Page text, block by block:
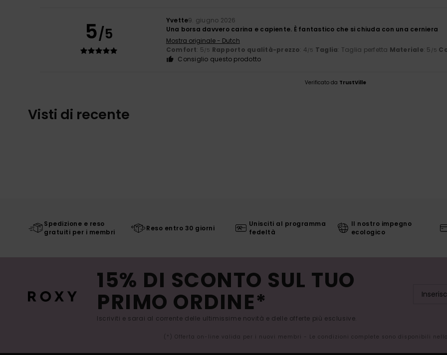
5/5
Yvette9. giugno 2026
Una borsa davvero carina e capiente. È fantastico che si chiuda con una cerniera
Mostra originale - Dutch
Comfort: 5/5 Rapporto qualità-prezzo: 4/5 Taglia: Taglia perfetta Materiale: 5 /5
Consiglio questo prodotto
Verificato da TrustVille
Visti di recente
Spedizione e reso
gratuiti per i membri
Reso entro 30 giorni
Unisciti al programma
fedeltà
Il nostro impegno
ecologico
15% DI SCONTO SUL TUO
PRIMO ORDINE*
Iscriviti e sarai al corrente delle ultimissime novità e delle offerte più esclusive.
(*) Offerta on-line valida per i nuovi membri - Le condizioni complete sono disponibili